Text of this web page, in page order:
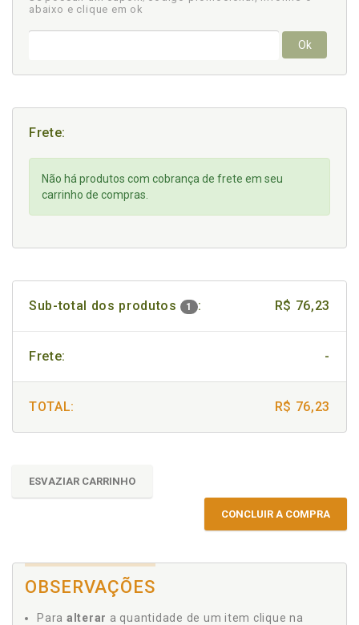
abaixo e clique em ok
Ok
Frete:
Não há produtos com cobrança de frete em seu
carrinho de compras.
Sub-total dos produtos 1 : R$ 76,23
Frete: -
TOTAL: R$ 76,23
ESVAZIAR CARRINHO
CONCLUIR A COMPRA
OBSERVAÇÕES
Para alterar a quantidade de um item clique na